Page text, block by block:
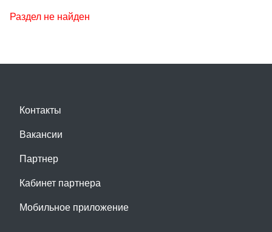
Раздел не найден
Контакты
Вакансии
Партнер
Кабинет партнера
Мобильное приложение